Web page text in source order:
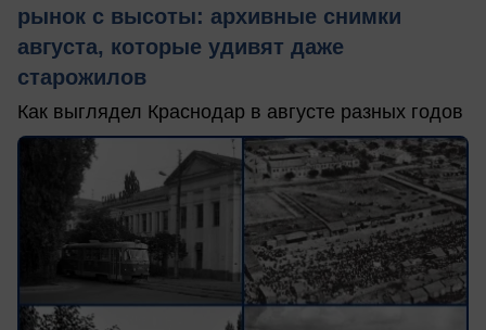
рынок с высоты: архивные снимки
августа, которые удивят даже
старожилов
Как выглядел Краснодар в августе разных годов